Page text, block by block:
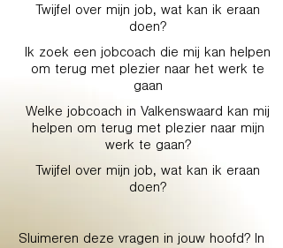
Twijfel over mijn job, wat kan ik eraan
doen?
Ik zoek een jobcoach die mij kan helpen
om terug met plezier naar het werk te
gaan
Welke jobcoach in Valkenswaard kan mij
helpen om terug met plezier naar mijn
werk te gaan?
Twijfel over mijn job, wat kan ik eraan
doen?
Sluimeren deze vragen in jouw hoofd? In